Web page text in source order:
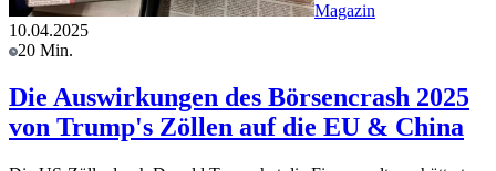
Magazin
10.04.2025
20 Min.
Die Auswirkungen des Börsencrash 2025
von Trump's Zöllen auf die EU & China